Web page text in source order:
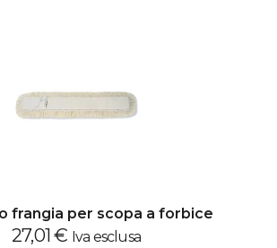
frangia per scopa a forbice
27,01€ Iva esclusa